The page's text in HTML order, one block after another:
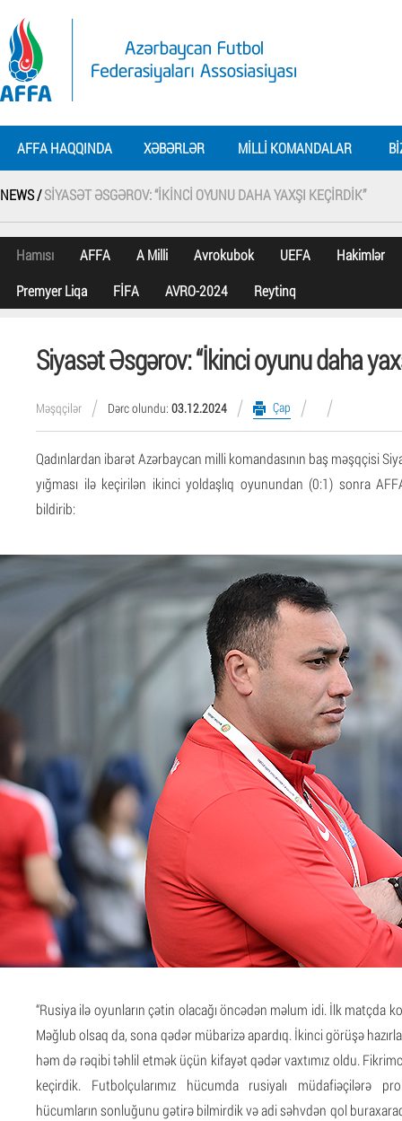
AFFA HAQQINDA XƏBƏRLƏR MILLI KOMANDALAR
NEWS /SIYASƏT ƏSGƏROV: “İKINCI OYUNU DAHA YAXŞI KEÇIRDIK”
Hamısı AFFA A Milli Avrokubok UEFA
Hakimlər
Premyer Liqa
FİFA AVRO-2024 Reytinq
Siyasət Əsgərov: “İkinci oyunu daha
Məşqçilər Dərc olundu: 03.12.2024 Çap
Qadınlardan ibarət Azərbaycan milli komandasının baş məşqçisi
yığması ilə keçirilən ikinci yoldaşlıq oyunundan (0:1) sonra
bildirib:
“Rusiya ilə oyunların çətin olacağı öncədən məlum idi. İlk matçda
Məğlub olsaq da, sona qədər mübarizə apardıq. İkinci görüşə
həm də rəqibi təhlil etmək üçün kifayət qədər vaxtımız oldu.
keçirdik. Futbolçularımız hücumda rusiyalı müdafiəçilərə
hücumların sonluğunu gətirə bilmirdik və adi səhvdən qol